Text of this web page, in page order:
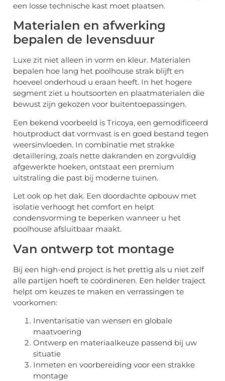
een losse technische kast moet plaatsen.
Materialen en afwerking
bepalen de levensduur
Luxe zit niet alleen in vorm en kleur. Materialen
bepalen hoe lang het poolhouse strak blijft en
hoeveel onderhoud u eraan heeft. In het hogere
segment ziet u houtsoorten en plaatmaterialen die
bewust zijn gekozen voor buitentoepassingen.
Een bekend voorbeeld is Tricoya, een gemodificeerd
houtproduct dat vormvast is en goed bestand tegen
weersinvloeden. In combinatie met strakke
detaillering, zoals nette dakranden en zorgvuldig
afgewerkte hoeken, ontstaat een premium
uitstraling die past bij moderne tuinen.
Let ook op het dak. Een doordachte opbouw met
isolatie verhoogt het comfort en helpt
condensvorming te beperken wanneer u het
poolhouse afsluitbaar maakt.
Van ontwerp tot montage
Bij een high-end project is het prettig als u niet zelf
alle partijen hoeft te coördineren. Een helder traject
helpt om keuzes te maken en verrassingen te
voorkomen:
Inventarisatie van wensen en globale
maatvoering
Ontwerp en materiaalkeuze passend bij uw
situatie
Inmeten en voorbereiding voor een strakke
montage